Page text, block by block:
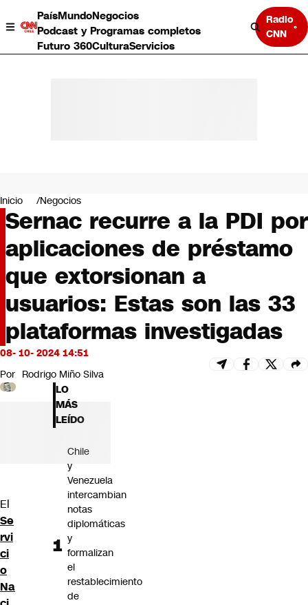
PaísMundoNegocios
Podcast y Programas completos
Futuro 360CulturaServicios
Radio
CNN
Negocios
Deportes
Programas completos
Cultura
Servicios
Bits
CNN Data
CNN tiempo
Futuro 360
Opinión
Inicio Negocios
Sernac recurre a la PDI por
aplicaciones de préstamo
que extorsionan a
usuarios: Estas son las 33
plataformas investigadas
08- 10- 2024 14:51
Por Rodrigo Miño Silva
El
Se
rvi
ci
o
Na
LO
MÁS
LEÍDO
Chile
y
Venezuela
intercambian
notas
diplomáticas
y
formalizan
el
restablecimiento
de